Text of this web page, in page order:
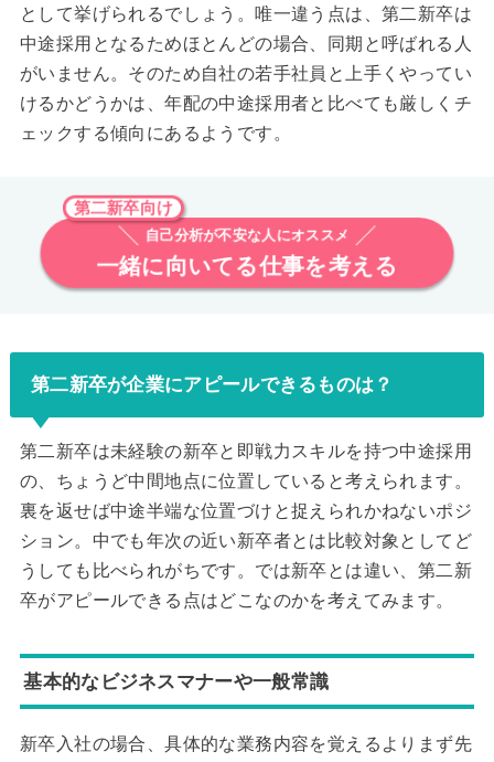
として挙げられるでしょう。唯一違う点は、第二新卒は
中途採用となるためほとんどの場合、同期と呼ばれる人
がいません。そのため自社の若手社員と上手くやってい
けるかどうかは、年配の中途採用者と比べても厳しくチ
ェックする傾向にあるようです。
第二新卒向け
自己分析が不安な人にオススメ
一緒に向いてる仕事を考える
第二新卒が企業にアピールできるものは？
第二新卒は未経験の新卒と即戦力スキルを持つ中途採用
の、ちょうど中間地点に位置していると考えられます。
裏を返せば中途半端な位置づけと捉えられかねないポジ
ション。中でも年次の近い新卒者とは比較対象としてど
うしても比べられがちです。では新卒とは違い、第二新
卒がアピールできる点はどこなのかを考えてみます。
基本的なビジネスマナーや一般常識
新卒入社の場合、具体的な業務内容を覚えるよりまず先